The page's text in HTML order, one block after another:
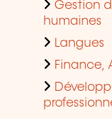
Gestion
humaines
Langues
Finance,